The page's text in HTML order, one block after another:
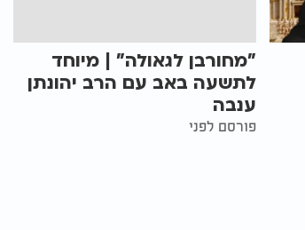
"מחורבן לגאולה" | מיוחד
לתשעה באב עם הרב יהונתן
ענבה
פורסם לפני